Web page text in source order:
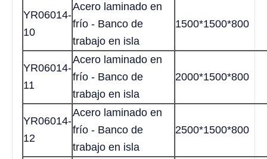
YR06014-
10
Acero laminado en
frío - Banco de
trabajo en isla
1500*1500*800
YR06014-
11
Acero laminado en
frío - Banco de
trabajo en isla
2000*1500*800
YR06014-
12
Acero laminado en
frío - Banco de
trabajo en isla
2500*1500*800